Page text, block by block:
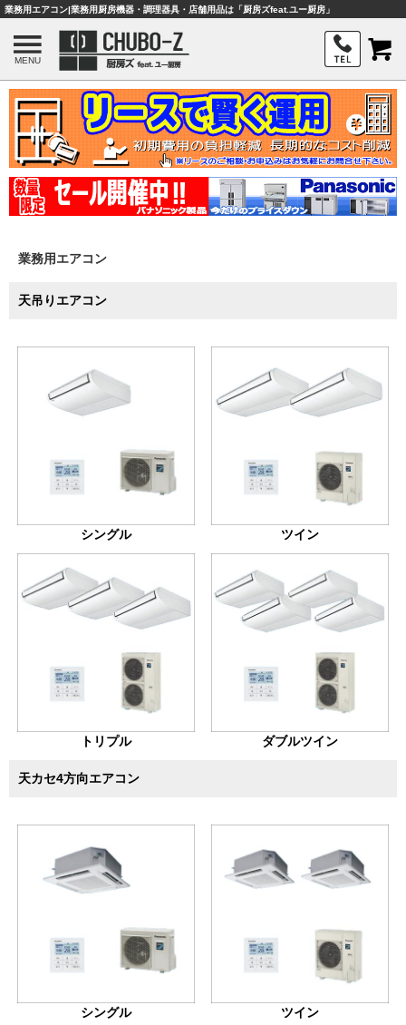
業務用エアコン|業務用厨房機器・調理器具・店舗用品は「厨房ズfeat.ユー厨房」
MENU
業務用エアコン
天吊りエアコン
シングル ツイン
トリプル ダブルツイン
天カセ4方向エアコン
シングル ツイン